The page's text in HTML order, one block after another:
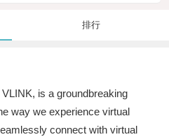
排行
is a groundbreaking
way we experience virtual
connect with virtual